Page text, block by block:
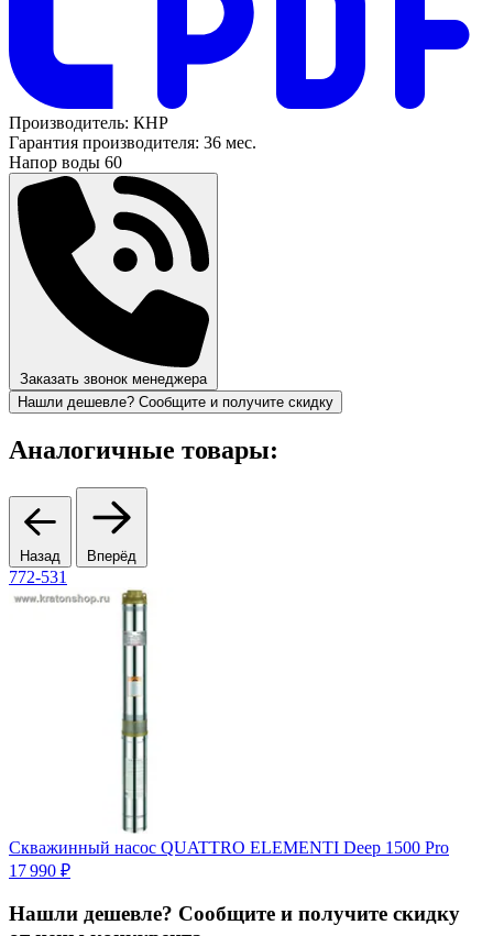
Производитель: КНР
Гарантия производителя: 36 мес.
Напор воды 60
Заказать звонок менеджера
Нашли дешевле? Сообщите и получите скидку
Аналогичные товары:
Назад Вперёд
772-531
Скважинный насос QUATTRO ELEMENTI Deep 1500 Pro
17 990 ₽
Нашли дешевле? Сообщите и получите скидку